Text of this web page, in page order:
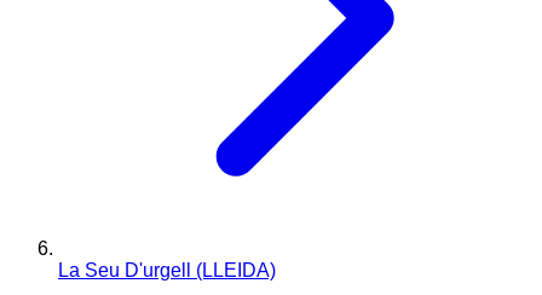
La Seu D'urgell (LLEIDA)